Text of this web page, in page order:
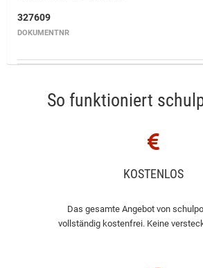
327609
DOKUMENTNR
So funktioniert
KOSTENLOS
Das gesamte Angebot von
vollständig kostenfrei. Keine